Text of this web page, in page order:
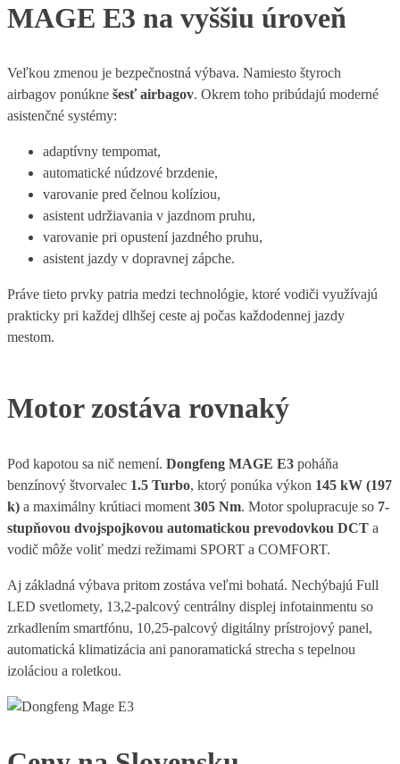
MAGE E3 na vyššiu úroveň
Veľkou zmenou je bezpečnostná výbava. Namiesto štyroch
airbagov ponúkne šesť airbagov. Okrem toho pribúdajú moderné
asistenčné systémy:
adaptívny tempomat,
automatické núdzové brzdenie,
varovanie pred čelnou kolíziou,
asistent udržiavania v jazdnom pruhu,
varovanie pri opustení jazdného pruhu,
asistent jazdy v dopravnej zápche.
Práve tieto prvky patria medzi technológie, ktoré vodiči využívajú
prakticky pri každej dlhšej ceste aj počas každodennej jazdy
mestom.
Motor zostáva rovnaký
Pod kapotou sa nič nemení. Dongfeng MAGE E3 poháňa
benzínový štvorvalec 1.5 Turbo, ktorý ponúka výkon 145 kW (197
k) a maximálny krútiaci moment 305 Nm. Motor spolupracuje so 7-
stupňovou dvojspojkovou automatickou prevodovkou DCT a
vodič môže voliť medzi režimami SPORT a COMFORT.
Aj základná výbava pritom zostáva veľmi bohatá. Nechýbajú Full
LED svetlomety, 13,2-palcový centrálny displej infotainmentu so
zrkadlením smartfónu, 10,25-palcový digitálny prístrojový panel,
automatická klimatizácia ani panoramatická strecha s tepelnou
izoláciou a roletkou.